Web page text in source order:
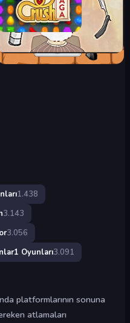
Dash SubZero
1.438
3.143
3.056
Oyunları3.091
platformlarının sonuna
atlamaları